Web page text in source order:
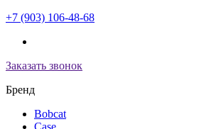
+7 (903) 106-48-68
Заказать звонок
Бренд
Bobcat
Case